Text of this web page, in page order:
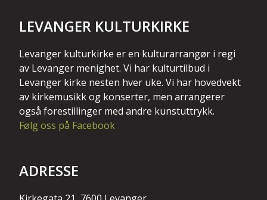
LEVANGER KULTURKIRKE
Levanger kulturkirke er en kulturarrangør i regi
av Levanger menighet. Vi har kulturtilbud i
Levanger kirke nesten hver uke. Vi har hovedvekt
av kirkemusikk og konserter, men arrangerer
også forestillinger med andre kunstuttrykk.
Følg oss på Facebook
ADRESSE